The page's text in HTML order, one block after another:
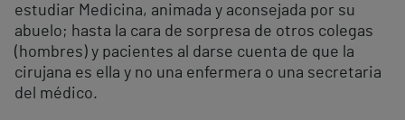
estudiar Medicina, animada y aconsejada por su
abuelo; hasta la cara de sorpresa de otros colegas
(hombres) y pacientes al darse cuenta de que la
cirujana es ella y no una enfermera o una secretaria
del médico.